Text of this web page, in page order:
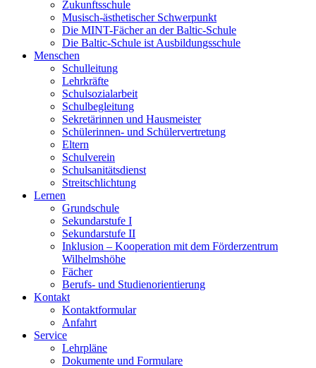
Zukunftsschule
Musisch-ästhetischer Schwerpunkt
Die MINT-Fächer an der Baltic-Schule
Die Baltic-Schule ist Ausbildungsschule
Menschen
Schulleitung
Lehrkräfte
Schulsozialarbeit
Schulbegleitung
Sekretärinnen und Hausmeister
Schülerinnen- und Schülervertretung
Eltern
Schulverein
Schulsanitätsdienst
Streitschlichtung
Lernen
Grundschule
Sekundarstufe I
Sekundarstufe II
Inklusion – Kooperation mit dem Förderzentrum
Wilhelmshöhe
Fächer
Berufs- und Studienorientierung
Kontakt
Kontaktformular
Anfahrt
Service
Lehrpläne
Dokumente und Formulare